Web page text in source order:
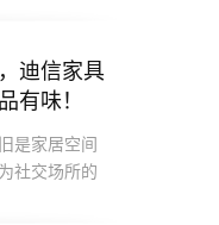
迪信家具
有味！
是家居空间
社交场所的